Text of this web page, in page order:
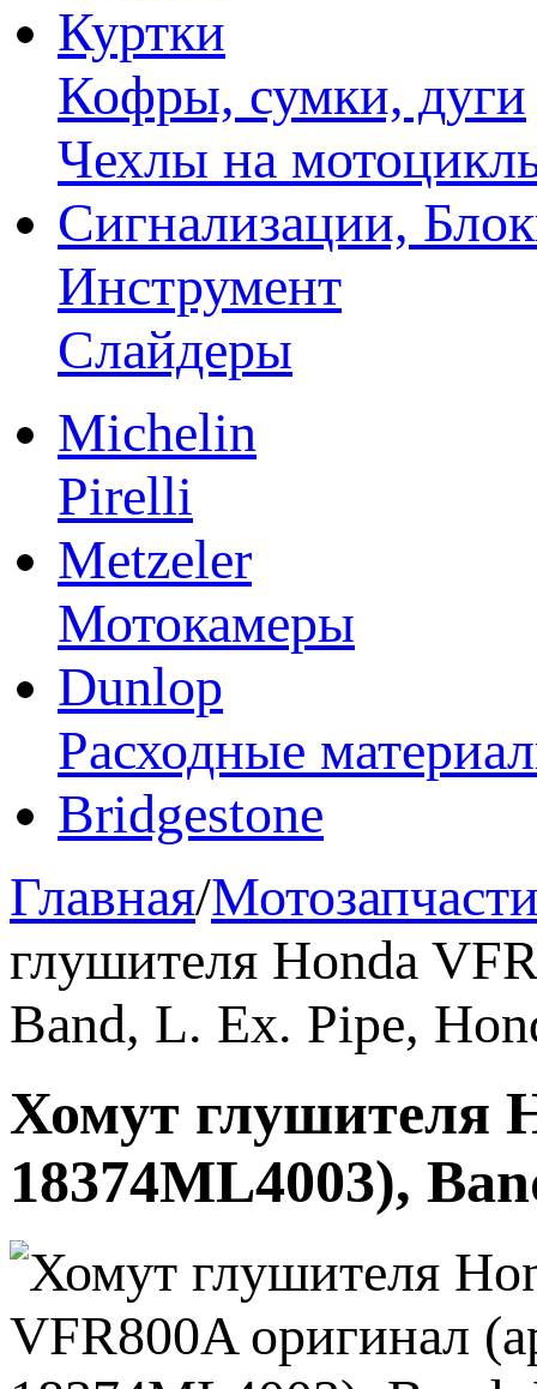
Куртки
Кофры, сумки, дуги
Чехлы на
Сигнализации,
Инструмент
Слайдеры
Michelin
Pirelli
Metzeler
Мотокамеры
Dunlop
Расходные
Bridgestone
Главная/
глушителя Honda
Band, L. Ex. Pipe,
Хомут глушителя
18374ML4003),